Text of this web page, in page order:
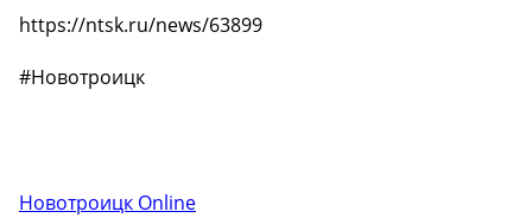
https://ntsk.ru/news/63899
#Новотроицк
Новотроицк Online